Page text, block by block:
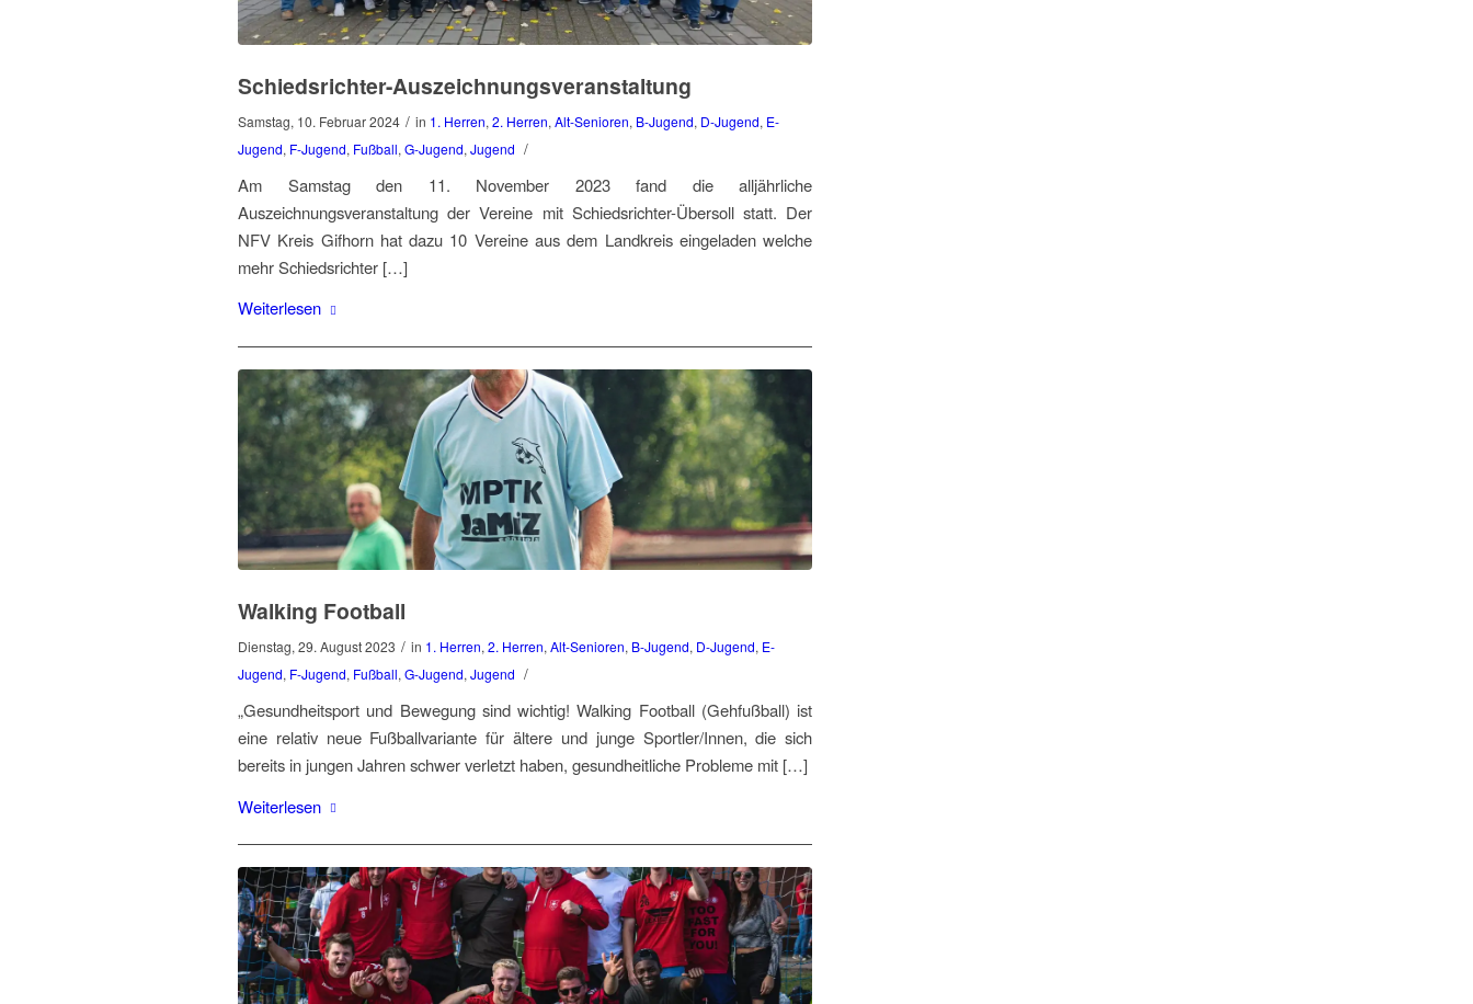
Schiedsrichter-Auszeichnungsveranstaltung
Samstag, 10. Februar 2024 / in 1. Herren, 2. Herren, Alt-Senioren, B-Jugend, D-Jugend, E-
Jugend, F-Jugend, Fußball, G-Jugend, Jugend /
Am Samstag den 11. November 2023 fand die alljährliche
Auszeichnungsveranstaltung der Vereine mit Schiedsrichter-Übersoll statt. Der
NFV Kreis Gifhorn hat dazu 10 Vereine aus dem Landkreis eingeladen welche
mehr Schiedsrichter […]
Weiterlesen
Walking Football
Dienstag, 29. August 2023 / in 1. Herren, 2. Herren, Alt-Senioren, B-Jugend, D-Jugend, E-
Jugend, F-Jugend, Fußball, G-Jugend, Jugend /
„Gesundheitsport und Bewegung sind wichtig! Walking Football (Gehfußball) ist
eine relativ neue Fußballvariante für ältere und junge Sportler/Innen, die sich
bereits in jungen Jahren schwer verletzt haben, gesundheitliche Probleme mit […]
Weiterlesen